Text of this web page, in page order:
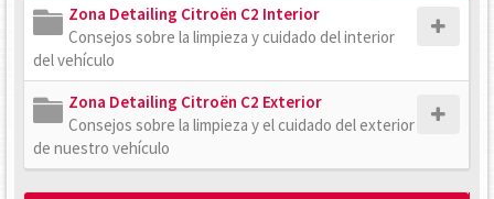
Zona Detailing Citroën C2 Interior
Consejos sobre la limpieza y cuidado del interior
del vehículo
Zona Detailing Citroën C2 Exterior
Consejos sobre la limpieza y el cuidado del exterior
de nuestro vehículo